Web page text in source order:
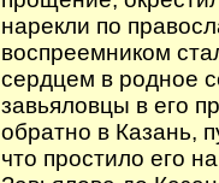
нарекли по
воспреемником
сердцем в родное
завьяловцы в его
обратно в Казань,
что простило его